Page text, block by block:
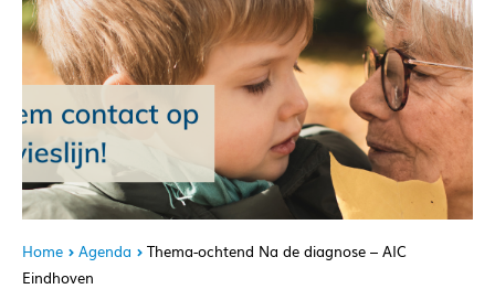
Home Agenda
Thema-ochtend Na de diagnose – AIC
Eindhoven